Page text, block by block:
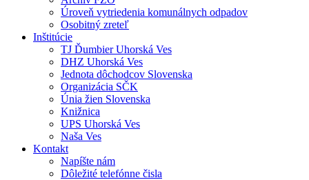
Úroveň vytriedenia komunálnych odpadov
Osobitný zreteľ
Inštitúcie
TJ Ďumbier Uhorská Ves
DHZ Uhorská Ves
Jednota dôchodcov Slovenska
Organizácia SČK
Únia žien Slovenska
Knižnica
UPS Uhorská Ves
Naša Ves
Kontakt
Napíšte nám
Dôležité telefónne čisla